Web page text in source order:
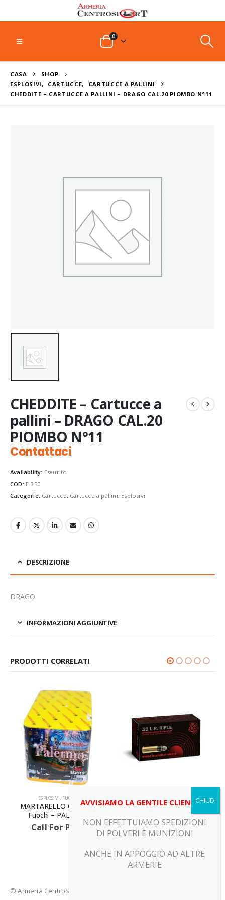
0
CASA
SHOP
ESPLOSIVI, CARTUCCE,
CARTUCCE A PALLINI
CHEDDITE – CARTUCCE A PALLINI – DRAGO CAL.20 PIOMBO N°11
CHEDDITE – Cartucce a
pallini – DRAGO CAL.20
PIOMBO N°11
Contattaci
Availability: Esaurito
COD: E-350
Categorie: Cartucce, Cartucce a pallini, Esplosivi
DESCRIZIONE
DRAGO
INFORMAZIONI AGGIUNTIVE
PRODOTTI CORRELATI
CARTUCCE,CARTUCCE METALLICHE
GECO – Cartucce metalliche –
RIFLE
Call For Price
CARTUCCE A PALLINI ,
NOBEL SPORT ITALIA –
Cartucce a pallini –
SPEED DISPERSANTE P.
Call For Price
© Armeria CentroSport 31029 VITTORIO VENETO (TV) - Piazza
AVVISIAMO LA GENTILE CLIENTELA
NON EFFETTUIAMO SPEDIZIONI
DI POLVERI E MUNIZIONI
ANCHE IN APPOGGIO AD ALTRE
ARMERIE